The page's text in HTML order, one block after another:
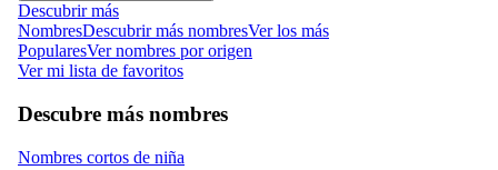
Descubrir más
NombresDescubrir más nombresVer los más
PopularesVer nombres por origen
Ver mi lista de favoritos
Descubre más nombres
Nombres cortos de niña